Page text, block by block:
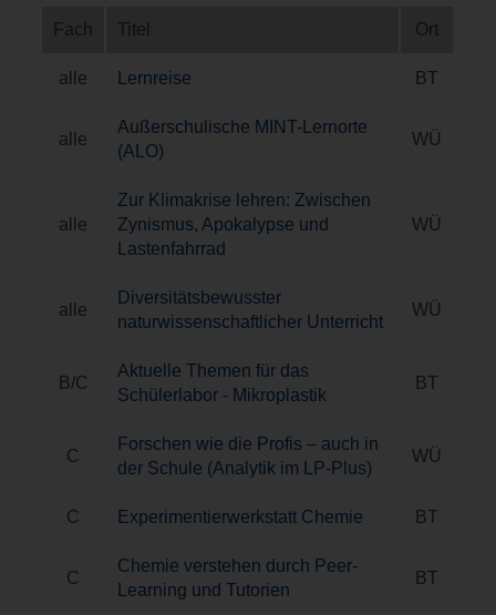
Fach Titel Ort
alle Lernreise BT
alle
Außerschulische MINT-Lernorte
(ALO)
WÜ
alle
Zur Klimakrise lehren: Zwischen
Zynismus, Apokalypse und
Lastenfahrrad
WÜ
alle
Diversitätsbewusster
naturwissenschaftlicher Unterricht
WÜ
B/C
Aktuelle Themen für das
Schülerlabor - Mikroplastik
BT
C
Forschen wie die Profis – auch in
der Schule (Analytik im LP-Plus)
WÜ
C Experimentierwerkstatt Chemie BT
C
Chemie verstehen durch Peer-
Learning und Tutorien
BT